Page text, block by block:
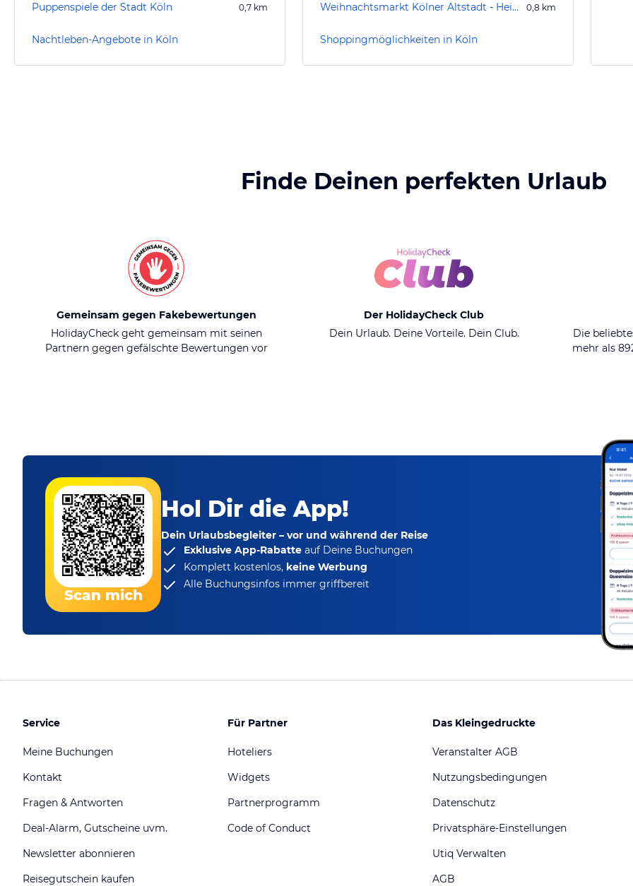
Puppenspiele der Stadt Köln 0,7 km
Nachtleben-Angebote in Köln
Weihnachtsmarkt Kölner Altstadt - Heimat der Heinzel 0,8 km
Shoppingmöglichkeiten in Köln
Finde Deinen perfekten Urlaub
Gemeinsam gegen Fakebewertungen
HolidayCheck geht gemeinsam mit seinen
Partnern gegen gefälschte Bewertungen vor
Der HolidayCheck Club
Dein Urlaub. Deine Vorteile. Dein Club.
Die
mehr als
Scan mich
Hol Dir die App!
Dein Urlaubsbegleiter – vor und während der Reise
Exklusive App-Rabatte auf Deine Buchungen
Komplett kostenlos, keine Werbung
Alle Buchungsinfos immer griffbereit
Service
Meine Buchungen
Kontakt
Fragen & Antworten
Deal-Alarm, Gutscheine uvm.
Newsletter abonnieren
Reisegutschein kaufen
Für Partner
Hoteliers
Widgets
Partnerprogramm
Code of Conduct
Das Kleingedruckte
Veranstalter AGB
Nutzungsbedingungen
Datenschutz
Privatsphäre-Einstellungen
Utiq Verwalten
AGB